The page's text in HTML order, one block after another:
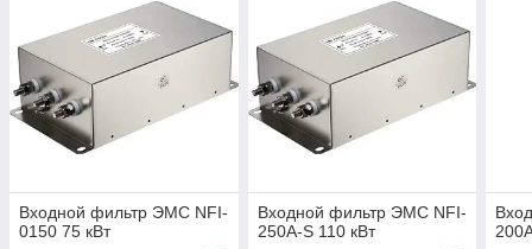
Входной фильтр ЭМС NFI-
0150 75 кВт
Входной фильтр ЭМС NFI-
250A-S 110 кВт